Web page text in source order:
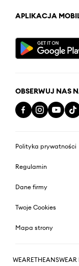
APLIKACJA
OBSERWUJ NAS
Polityka prywatności
Regulamin
Dane firmy
Twoje Cookies
Mapa strony
WEARETHEANSWEAR